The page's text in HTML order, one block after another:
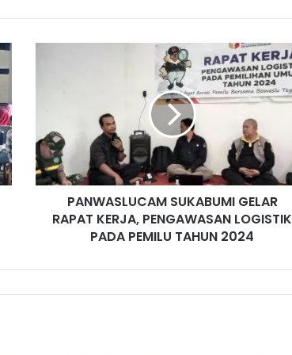
PANWASLUCAM SUKABUMI GELAR
RAPAT KERJA, PENGAWASAN LOGISTIK
PADA PEMILU TAHUN 2024